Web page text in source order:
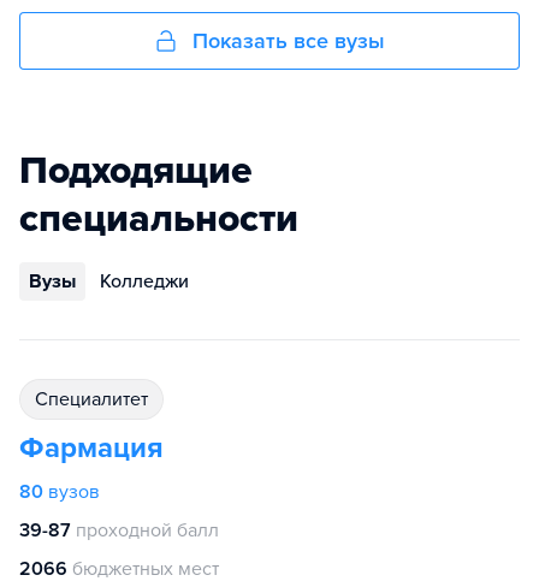
Показать все вузы
Подходящие
специальности
Вузы Колледжи
специалитет
Фармация
80 вузов
39-87 проходной балл
2066 бюджетных мест